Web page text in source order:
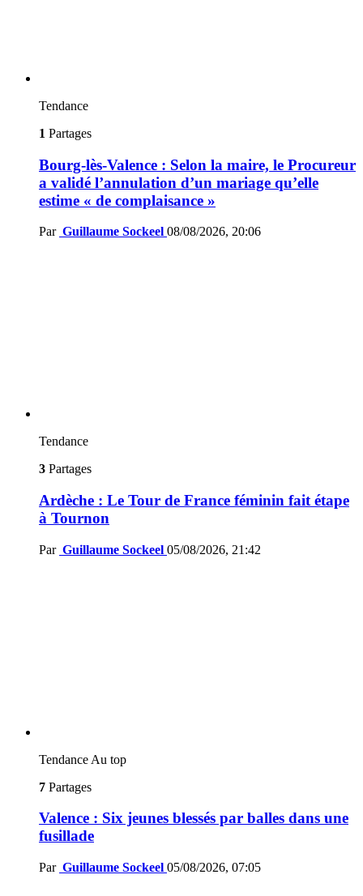
Tendance
1 Partages
Bourg-lès-Valence : Selon la maire, le Procureur
a validé l’annulation d’un mariage qu’elle
estime « de complaisance »
Par Guillaume Sockeel 08/08/2026, 20:06
Tendance
3 Partages
Ardèche : Le Tour de France féminin fait étape
à Tournon
Par Guillaume Sockeel 05/08/2026, 21:42
Tendance Au top
7 Partages
Valence : Six jeunes blessés par balles dans une
fusillade
Par Guillaume Sockeel 05/08/2026, 07:05